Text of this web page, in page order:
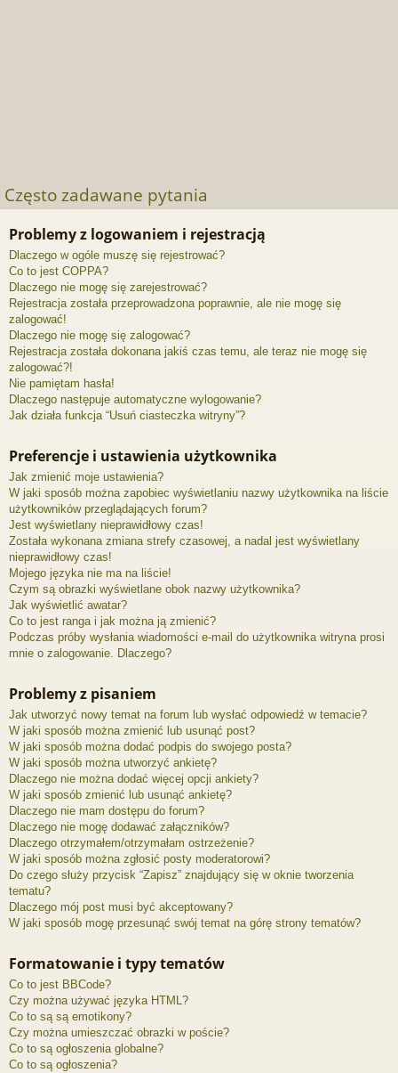
Często zadawane pytania
Problemy z logowaniem i rejestracją
Dlaczego w ogóle muszę się rejestrować?
Co to jest COPPA?
Dlaczego nie mogę się zarejestrować?
Rejestracja została przeprowadzona poprawnie, ale nie mogę się
zalogować!
Dlaczego nie mogę się zalogować?
Rejestracja została dokonana jakiś czas temu, ale teraz nie mogę się
zalogować?!
Nie pamiętam hasła!
Dlaczego następuje automatyczne wylogowanie?
Jak działa funkcja “Usuń ciasteczka witryny”?
Preferencje i ustawienia użytkownika
Jak zmienić moje ustawienia?
W jaki sposób można zapobiec wyświetlaniu nazwy użytkownika na liście
użytkowników przeglądających forum?
Jest wyświetlany nieprawidłowy czas!
Została wykonana zmiana strefy czasowej, a nadal jest wyświetlany
nieprawidłowy czas!
Mojego języka nie ma na liście!
Czym są obrazki wyświetlane obok nazwy użytkownika?
Jak wyświetlić awatar?
Co to jest ranga i jak można ją zmienić?
Podczas próby wysłania wiadomości e-mail do użytkownika witryna prosi
mnie o zalogowanie. Dlaczego?
Problemy z pisaniem
Jak utworzyć nowy temat na forum lub wysłać odpowiedź w temacie?
W jaki sposób można zmienić lub usunąć post?
W jaki sposób można dodać podpis do swojego posta?
W jaki sposób można utworzyć ankietę?
Dlaczego nie można dodać więcej opcji ankiety?
W jaki sposób zmienić lub usunąć ankietę?
Dlaczego nie mam dostępu do forum?
Dlaczego nie mogę dodawać załączników?
Dlaczego otrzymałem/otrzymałam ostrzeżenie?
W jaki sposób można zgłosić posty moderatorowi?
Do czego służy przycisk “Zapisz” znajdujący się w oknie tworzenia
tematu?
Dlaczego mój post musi być akceptowany?
W jaki sposób mogę przesunąć swój temat na górę strony tematów?
Formatowanie i typy tematów
Co to jest BBCode?
Czy można używać języka HTML?
Co to są są emotikony?
Czy można umieszczać obrazki w poście?
Co to są ogłoszenia globalne?
Co to są ogłoszenia?